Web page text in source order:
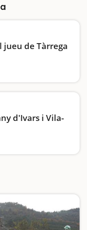
jueu de Tàrrega
d'Ivars i Vila-